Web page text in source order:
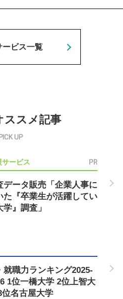
ービス一覧
ススメ記事
サービス PR
データ販売「企業人事に
た『卒業生が活躍してい
学』調査」
就職力ランキング2025-
1位一橋大学 2位上智大
位名古屋大学